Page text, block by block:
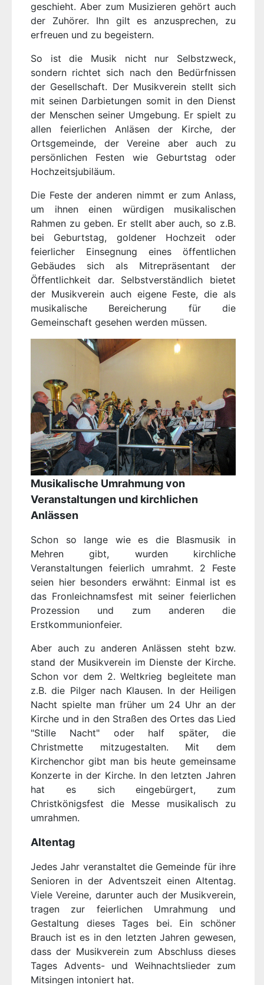
geschieht. Aber zum Musizieren gehört auch
der Zuhörer. Ihn gilt es anzusprechen, zu
erfreuen und zu begeistern.
So ist die Musik nicht nur Selbstzweck,
sondern richtet sich nach den Bedürfnissen
der Gesellschaft. Der Musikverein stellt sich
mit seinen Darbietungen somit in den Dienst
der Menschen seiner Umgebung. Er spielt zu
allen feierlichen Anläsen der Kirche, der
Ortsgemeinde, der Vereine aber auch zu
persönlichen Festen wie Geburtstag oder
Hochzeitsjubiläum.
Die Feste der anderen nimmt er zum Anlass,
um ihnen einen würdigen musikalischen
Rahmen zu geben. Er stellt aber auch, so z.B.
bei Geburtstag, goldener Hochzeit oder
feierlicher Einsegnung eines öffentlichen
Gebäudes sich als Mitrepräsentant der
Öffentlichkeit dar. Selbstverständlich bietet
der Musikverein auch eigene Feste, die als
musikalische Bereicherung für die
Gemeinschaft gesehen werden müssen.
Musikalische Umrahmung von
Veranstaltungen und kirchlichen
Anlässen
Schon so lange wie es die Blasmusik in
Mehren gibt, wurden kirchliche
Veranstaltungen feierlich umrahmt. 2 Feste
seien hier besonders erwähnt: Einmal ist es
das Fronleichnamsfest mit seiner feierlichen
Prozession und zum anderen die
Erstkommunionfeier.
Aber auch zu anderen Anlässen steht bzw.
stand der Musikverein im Dienste der Kirche.
Schon vor dem 2. Weltkrieg begleitete man
z.B. die Pilger nach Klausen. In der Heiligen
Nacht spielte man früher um 24 Uhr an der
Kirche und in den Straßen des Ortes das Lied
"Stille Nacht" oder half später, die
Christmette mitzugestalten. Mit dem
Kirchenchor gibt man bis heute gemeinsame
Konzerte in der Kirche. In den letzten Jahren
hat es sich eingebürgert, zum
Christkönigsfest die Messe musikalisch zu
umrahmen.
Altentag
Jedes Jahr veranstaltet die Gemeinde für ihre
Senioren in der Adventszeit einen Altentag.
Viele Vereine, darunter auch der Musikverein,
tragen zur feierlichen Umrahmung und
Gestaltung dieses Tages bei. Ein schöner
Brauch ist es in den letzten Jahren gewesen,
dass der Musikverein zum Abschluss dieses
Tages Advents- und Weihnachtslieder zum
Mitsingen intoniert hat.